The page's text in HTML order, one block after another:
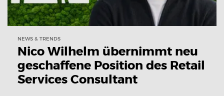
NEWS & TRENDS
Nico Wilhelm übernimmt neu
geschaffene Position des Retail
Services Consultant